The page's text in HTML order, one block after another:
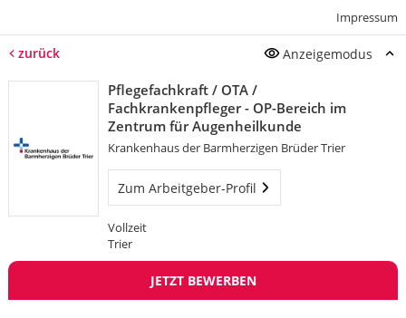
Impressum
zurück Anzeigemodus
Pflegefachkraft / OTA /
Fachkrankenpfleger - OP-Bereich im
Zentrum für Augenheilkunde
Krankenhaus der Barmherzigen Brüder Trier
Zum Arbeitgeber-Profil
Vollzeit
Trier
JETZT BEWERBEN